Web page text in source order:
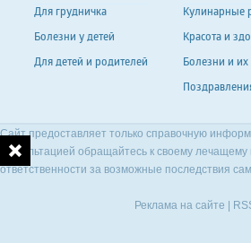
Для грудничка
Болезни у детей
Для детей и родителей
Кулинарные
Красота и
Болезни и их
Сайт предоставляет только справочную
консультацией обращайтесь к своему
ответственности за возможные последствия
Реклама на сайте